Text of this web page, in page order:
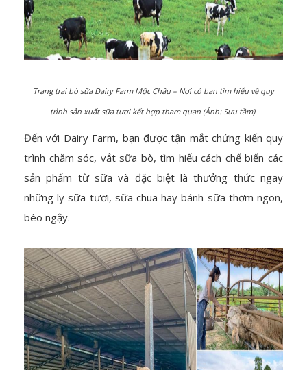
Trang trại bò sữa Dairy Farm Mộc Châu – Nơi có bạn tìm hiểu về quy
trình sản xuất sữa tươi kết hợp tham quan (Ảnh: Sưu tầm)
Đến với Dairy Farm, bạn được tận mắt chứng kiến quy
trình chăm sóc, vắt sữa bò, tìm hiểu cách chế biến các
sản phẩm từ sữa và đặc biệt là thưởng thức ngay
những ly sữa tươi, sữa chua hay bánh sữa thơm ngon,
béo ngậy.